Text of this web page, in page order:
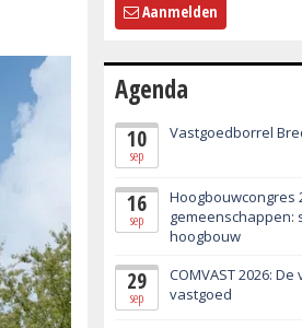
Aanmelden
Agenda
10
sep
Vastgoedborrel
16
sep
Hoogbouwcongres
gemeenschappen:
hoogbouw
29
sep
COMVAST 2026:
vastgoed